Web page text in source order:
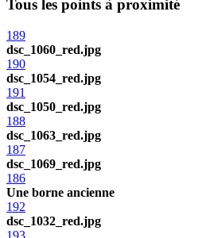
Tous les points à proximité
189
dsc_1060_red.jpg
190
dsc_1054_red.jpg
191
dsc_1050_red.jpg
188
dsc_1063_red.jpg
187
dsc_1069_red.jpg
186
Une borne ancienne
192
dsc_1032_red.jpg
193